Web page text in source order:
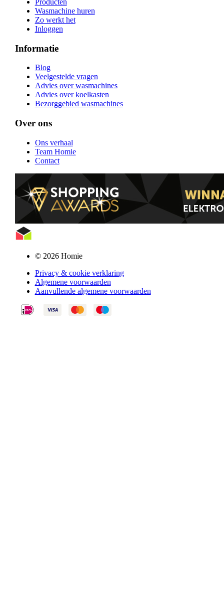
Wasmachine huren
Zo werkt het
Inloggen
Informatie
Blog
Veelgestelde vragen
Advies over wasmachines
Advies over koelkasten
Bezorggebied wasmachines
Over ons
Ons verhaal
Team Homie
Contact
© 2026 Homie
Privacy & cookie verklaring
Algemene voorwaarden
Aanvullende algemene voorwaarden